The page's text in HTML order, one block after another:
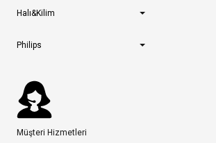
Halı&Kilim
Philips
Müşteri Hizmetleri